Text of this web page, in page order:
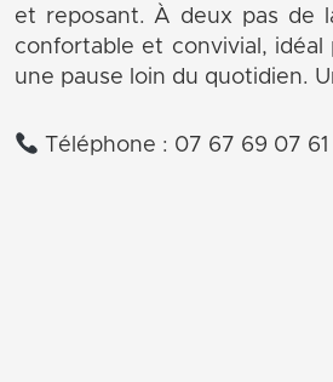
et reposant. À deux pas de
confortable et convivial,
une pause loin du quotidien.
Téléphone : 07 67 69 07 61